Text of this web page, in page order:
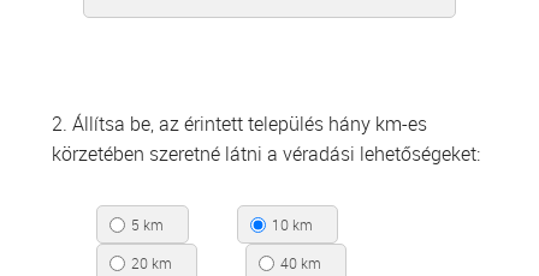
2. Állítsa be, az érintett település hány km-es
körzetében szeretné látni a véradási lehetőségeket:
5 km
10 km
20 km
40 km